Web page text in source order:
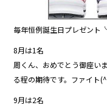
毎年恒例誕生日プレゼン
8月は1名
周くん、おめでとう御座い
る程の期待です。ファイト
9月は2名